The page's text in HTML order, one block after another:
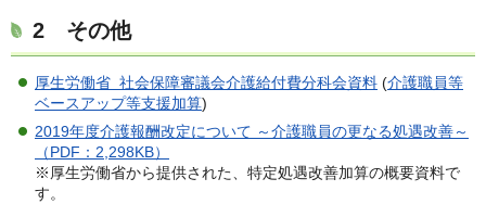
2 その他
厚生労働省 社会保障審議会介護給付費分科会資料 (介護職員等
ベースアップ等支援加算)
2019年度介護報酬改定について ～介護職員の更なる処遇改善～
（PDF：2,298KB）
※厚生労働省から提供された、特定処遇改善加算の概要資料で
す。